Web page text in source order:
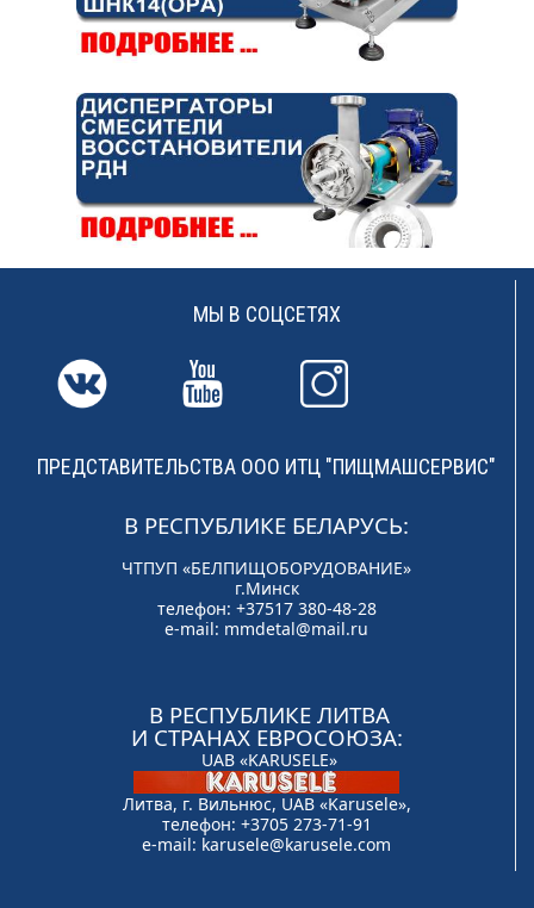
МЫ В СОЦСЕТЯХ
ПРЕДСТАВИТЕЛЬСТВА ООО ИТЦ "ПИЩМАШСЕРВИС"
В РЕСПУБЛИКЕ БЕЛАРУСЬ:
ЧТПУП «БЕЛПИЩОБОРУДОВАНИЕ»
г.Минск
телефон: +37517 380-48-28
e-mail: mmdetal@mail.ru
В РЕСПУБЛИКЕ ЛИТВА
И СТРАНАХ ЕВРОСОЮЗА:
UAB «KARUSELE»
Литва, г. Вильнюс, UAB «Karusele»,
телефон: +3705 273-71-91
e-mail: karusele@karusele.com